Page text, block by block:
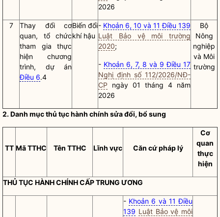
2026
7
Thay đổi cơ
quan, tổ chức
tham gia thực
hiện chương
trình, dự án
Điều 6.4
Biến đổi
khí hậu
- Khoản 6, 10 và 11 Điều 139
Luật Bảo vệ môi trường
2020;
- Khoản 6, 7, 8 và 9 Điều 17
Nghị định số 112/2026/NĐ-
CP ngày 01 tháng 4 năm
2026
Bộ
Nông
nghiệp
và Môi
trường
2. Danh mụcthủ tục hành chính sửa đổi, bổ sung
TT Mã TTHC Tên TTHC Lĩnh vực Căn cứ pháp lý
Cơ
quan
thực
hiện
THỦ TỤC HÀNH CHÍNHCẤP TRUNG ƯƠNG
- Khoản 6 và 11 Điều
139 Luật Bảo vệ môi